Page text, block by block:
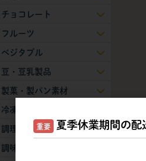
チョコレート
フルーツ
ベジタブル
豆・豆乳製品
製菓・製パン素材
冷凍生地・半製品
調理加工食品
調味料
重要 夏季休業期間の配